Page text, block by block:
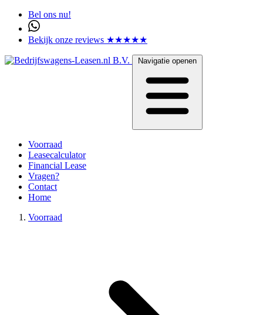
Bel ons nu!
Bekijk onze reviews ★★★★★
Navigatie openen
Voorraad
Leasecalculator
Financial Lease
Vragen?
Contact
Home
Voorraad